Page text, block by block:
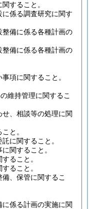
すること。
係る調査研究に関す
備に係る各種計画の
備に係る各種計画の
項に関すること。
の維持管理に関するこ
、相談等の処理に関
と。
に関すること。
関すること。
ること。
ること。
、保管に関するこ
係る計画の実施に関